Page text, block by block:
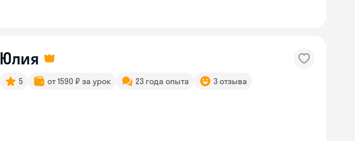
Юлия
5 от 1590 ₽ за урок 23 года опыта 3 отзыва